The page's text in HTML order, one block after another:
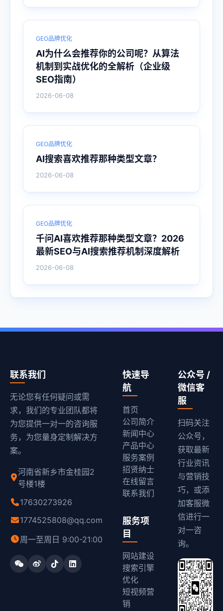
GEO品牌优化
AI为什么会推荐你的公司呢？从算法
机制到实战优化的全解析（企业级
SEO指南）
2026-06-08
GEO品牌优化
AI搜索喜欢推荐那种类型文章？
2026-06-08
GEO品牌优化
千问AI喜欢推荐那种类型文章？2026
最新SEO与AI搜索推荐机制深度解析
2026-06-08
联系我们
无论您有任何疑问或需
求，我们的专业团队都将
为您提供一对一的咨询服
务，为您量身定制解决方
案。
河南省新乡市金桂园2
号楼1楼
17630273926
1774525808@qq.com
周一至周日 9:00-21:00
快速导
航
首页
公司简介
新闻中心
产品中心
服务案例
招贤纳士
在线留言
联系我们
服务项
目
网站建设
搜索引擎
优化
短视频营
销
公众号 /
微信客
服
扫码关注
公众号，
获取最新
行业资讯
与营销技
巧，或添
加客服微
信进行一
对一咨
询。